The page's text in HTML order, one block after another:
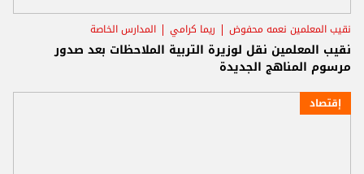
نقيب المعلمين نعمه محفوض ريما كرامي المدارس الخاصة
نقيب المعلمين نقل لوزيرة التربية الملاحظات بعد صدور
مرسوم المناهج الجديدة
إقتصاد